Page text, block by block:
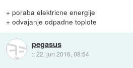
+ poraba elektricne energije
+ odvajanje odpadne toplote
pegasus
::22. jun 2016, 08:54